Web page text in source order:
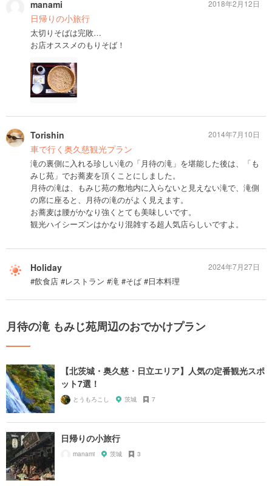
manami
日帰りの小旅行
太切りそばは完敗…
お店オススメのもりそば！
2018年2月12日
Torishin
車で行く奥久慈観光プラン
滝の裏側に入れる珍しい滝の「月待の滝」を堪能した後は、「も
みじ苑」でお蕎麦を頂くことにしました。
月待の滝は、もみじ苑の敷地内に入らないと見えない滝で、滝側
の席に座ると、月待の滝のがよく見えます。
お蕎麦は腰がかなり強くとても美味しいです。
観光ハイシーズンはかなり混雑する超人気店らしいですよ。
2014年7月10日
Holiday
#飲食店 #レストラン #滝 #そば #日本料理
2024年7月27日
月待の滝 もみじ苑周辺のおでかけプラン
【北茨城・奥久慈・日立エリア】人気の定番観光スポ
ット7選！
とうもろこし 茨城 7
日帰りの小旅行
manami 茨城 3